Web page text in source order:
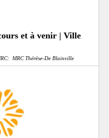
et à venir | Ville
MRC Thérèse-De Blainville